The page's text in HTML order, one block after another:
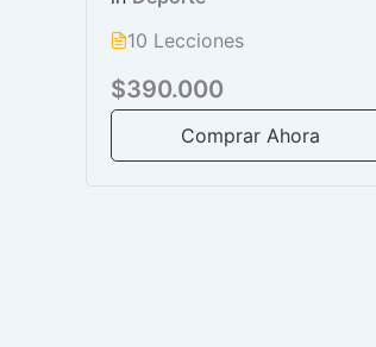
10 Lecciones
$390.000
Comprar Ahora